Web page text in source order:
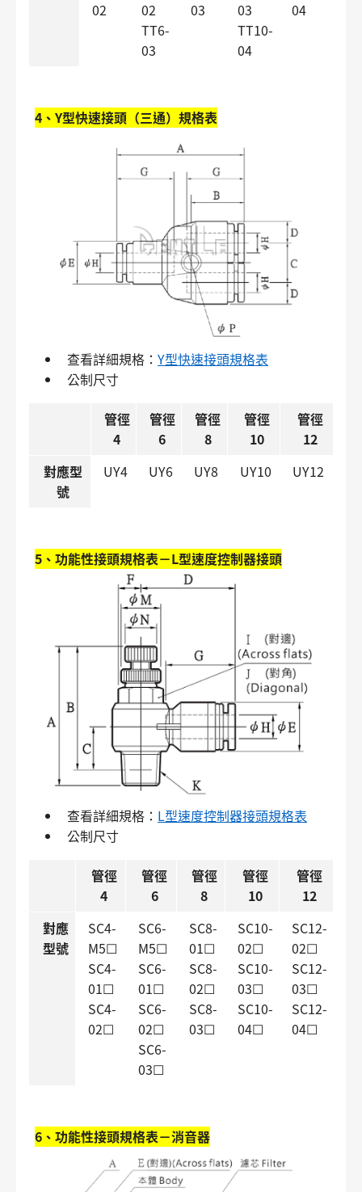
02
02
TT6-
03
03
03
TT10-
04
04
4、Y型快速接頭（三通）規格表
查看詳細規格： Y型快速接頭規格表
公制尺寸
管徑
4
管徑
6
管徑
8
管徑
10
管徑
12
對應型
號
UY4 UY6 UY8 UY10 UY12
5、功能性接頭規格表－L型速度控制器接頭
查看詳細規格： L型速度控制器接頭規格表
公制尺寸
管徑
4
管徑
6
管徑
8
管徑
10
管徑
12
對應
型號
SC4-
M5☐
SC4-
01☐
SC4-
02☐
SC6-
M5☐
SC6-
01☐
SC6-
02☐
SC6-
03☐
SC8-
01☐
SC8-
02☐
SC8-
03☐
SC10-
02☐
SC10-
03☐
SC10-
04☐
SC12-
02☐
SC12-
03☐
SC12-
04☐
6、功能性接頭規格表－消音器